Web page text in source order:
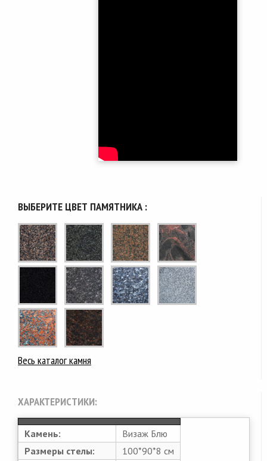
ВЫБЕРИТЕ ЦВЕТ ПАМЯТНИКА :
Весь каталог камня
ХАРАКТЕРИСТИКИ:
Камень:
Визаж Блю
Размеры стелы:
100*90*8 см